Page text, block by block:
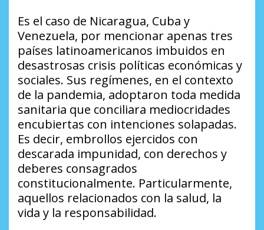
Es el caso de Nicaragua, Cuba y
Venezuela, por mencionar apenas tres
países latinoamericanos imbuidos en
desastrosas crisis políticas económicas y
sociales. Sus regímenes, en el contexto
de la pandemia, adoptaron toda medida
sanitaria que conciliara mediocridades
encubiertas con intenciones solapadas.
Es decir, embrollos ejercidos con
descarada impunidad, con derechos y
deberes consagrados
constitucionalmente. Particularmente,
aquellos relacionados con la salud, la
vida y la responsabilidad.